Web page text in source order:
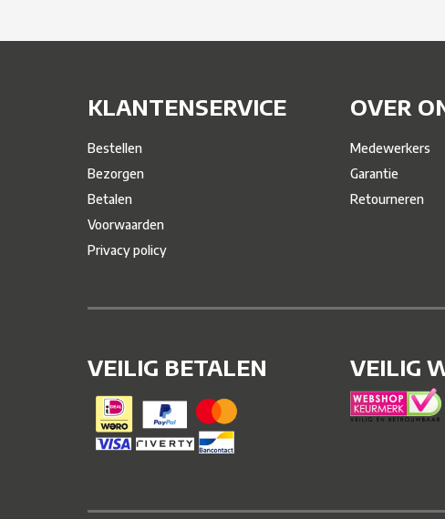
KLANTENSERVICE
Bestellen
Bezorgen
Betalen
Voorwaarden
Privacy policy
OVER
Medewerkers
Garantie
Retourneren
VEILIG BETALEN VEILIG